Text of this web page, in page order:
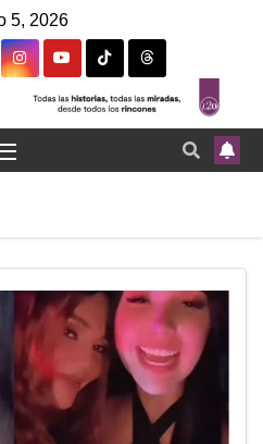
5, 2026